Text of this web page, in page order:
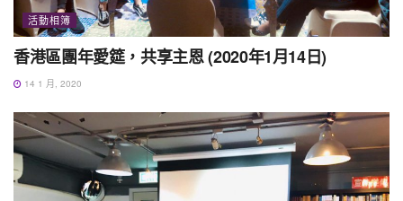
活動相簿
香港區團年愛筵，共享主恩 (2020年1月14日)
14 1 月, 2020